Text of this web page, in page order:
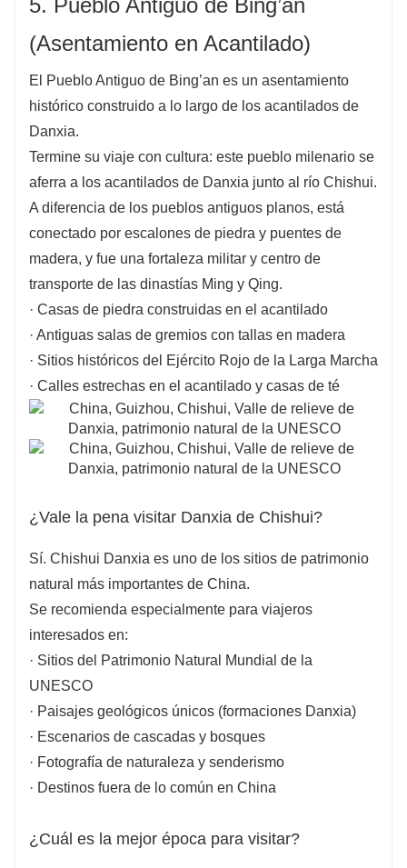
5. Pueblo Antiguo de Bing’an
(Asentamiento en Acantilado)
El Pueblo Antiguo de Bing’an es un asentamiento
histórico construido a lo largo de los acantilados de
Danxia.
Termine su viaje con cultura: este pueblo milenario se
aferra a los acantilados de Danxia junto al río Chishui.
A diferencia de los pueblos antiguos planos, está
conectado por escalones de piedra y puentes de
madera, y fue una fortaleza militar y centro de
transporte de las dinastías Ming y Qing.
· Casas de piedra construidas en el acantilado
· Antiguas salas de gremios con tallas en madera
· Sitios históricos del Ejército Rojo de la Larga Marcha
· Calles estrechas en el acantilado y casas de té
¿Vale la pena visitar Danxia de Chishui?
Sí. Chishui Danxia es uno de los sitios de patrimonio
natural más importantes de China.
Se recomienda especialmente para viajeros
interesados en:
· Sitios del Patrimonio Natural Mundial de la
UNESCO
· Paisajes geológicos únicos (formaciones Danxia)
· Escenarios de cascadas y bosques
· Fotografía de naturaleza y senderismo
· Destinos fuera de lo común en China
¿Cuál es la mejor época para visitar?